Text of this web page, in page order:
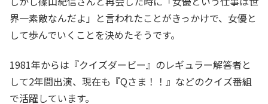
界一素敵なんだよ」と言われたことがきっかけで、女優と
して歩んでいくことを決めたそうです。
1981年からは『クイズダービー』のレギュラー解答者と
して2年間出演、現在も『Qさま！！』などのクイズ番組
で活躍しています。